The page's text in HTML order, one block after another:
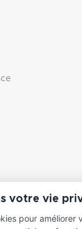
pompe
votre vie
pour améliorer